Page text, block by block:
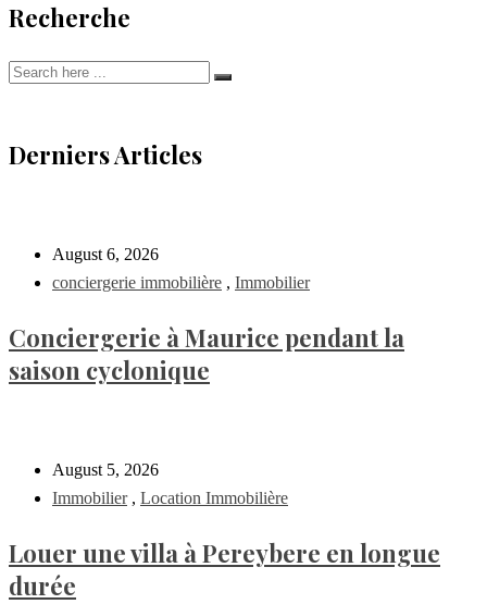
Recherche
Derniers Articles
August 6, 2026
conciergerie immobilière , Immobilier
Conciergerie à Maurice pendant la
saison cyclonique
August 5, 2026
Immobilier, Location Immobilière
Louer une villa à Pereybere en longue
durée